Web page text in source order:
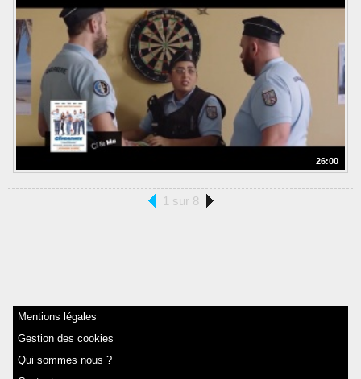
26:00
1 sur 8
Mentions légales
Gestion des cookies
Qui sommes nous ?